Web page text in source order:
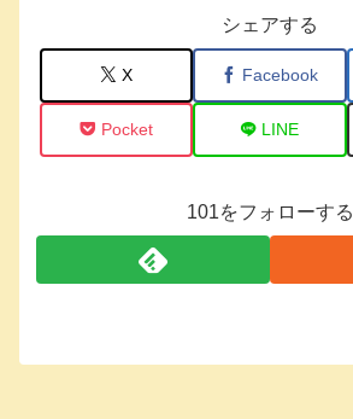
シェアする
X Facebook
Pocket LINE
101をフォローする